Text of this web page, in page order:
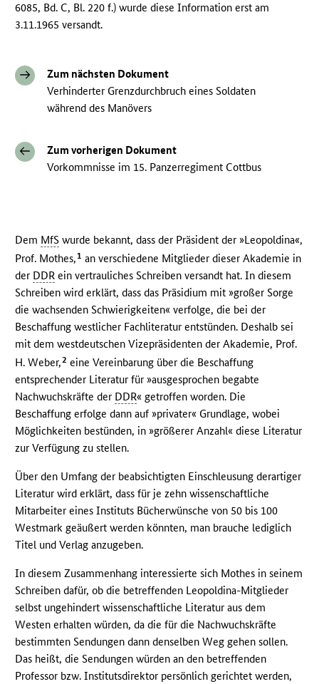
6085, Bd. C, Bl. 220 f.) wurde diese Information erst am
3.11.1965 versandt.
Zum nächsten Dokument
Verhinderter Grenzdurchbruch eines Soldaten
während des Manövers
Zum vorherigen Dokument
Vorkommnisse im 15. Panzerregiment Cottbus
Dem MfS wurde bekannt, dass der Präsident der »Leopoldina«,
Prof. Mothes,1 an verschiedene Mitglieder dieser Akademie in
der DDR ein vertrauliches Schreiben versandt hat. In diesem
Schreiben wird erklärt, dass das Präsidium mit »großer Sorge
die wachsenden Schwierigkeiten« verfolge, die bei der
Beschaffung westlicher Fachliteratur entstünden. Deshalb sei
mit dem westdeutschen Vizepräsidenten der Akademie, Prof.
H. Weber,2 eine Vereinbarung über die Beschaffung
entsprechender Literatur für »ausgesprochen begabte
Nachwuchskräfte der DDR« getroffen worden. Die
Beschaffung erfolge dann auf »privater« Grundlage, wobei
Möglichkeiten bestünden, in »größerer Anzahl« diese Literatur
zur Verfügung zu stellen.
Über den Umfang der beabsichtigten Einschleusung derartiger
Literatur wird erklärt, dass für je zehn wissenschaftliche
Mitarbeiter eines Instituts Bücherwünsche von 50 bis 100
Westmark geäußert werden könnten, man brauche lediglich
Titel und Verlag anzugeben.
In diesem Zusammenhang interessierte sich Mothes in seinem
Schreiben dafür, ob die betreffenden Leopoldina-Mitglieder
selbst ungehindert wissenschaftliche Literatur aus dem
Westen erhalten würden, da die für die Nachwuchskräfte
bestimmten Sendungen dann denselben Weg gehen sollen.
Das heißt, die Sendungen würden an den betreffenden
Professor bzw. Institutsdirektor persönlich gerichtet werden,